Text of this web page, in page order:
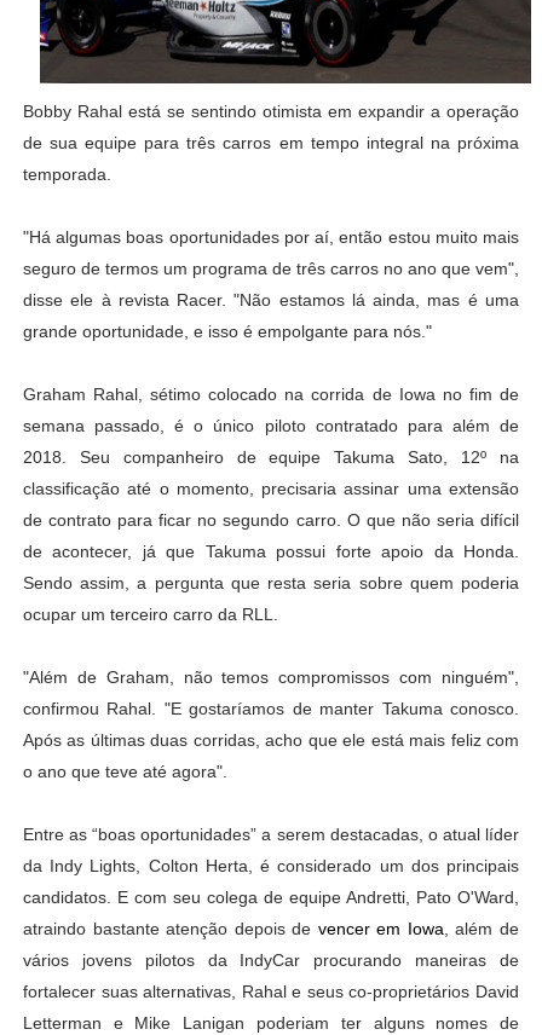
Bobby Rahal está se sentindo otimista em expandir a operação
de sua equipe para três carros em tempo integral na próxima
temporada.
"Há algumas boas oportunidades por aí, então estou muito mais
seguro de termos um programa de três carros no ano que vem",
disse ele à revista Racer. "Não estamos lá ainda, mas é uma
grande oportunidade, e isso é empolgante para nós."
Graham Rahal, sétimo colocado na corrida de Iowa no fim de
semana passado, é o único piloto contratado para além de
2018. Seu companheiro de equipe Takuma Sato, 12º na
classificação até o momento, precisaria assinar uma extensão
de contrato para ficar no segundo carro. O que não seria difícil
de acontecer, já que Takuma possui forte apoio da Honda.
Sendo assim, a pergunta que resta seria sobre quem poderia
ocupar um terceiro carro da RLL.
"Além de Graham, não temos compromissos com ninguém",
confirmou Rahal. "E gostaríamos de manter Takuma conosco.
Após as últimas duas corridas, acho que ele está mais feliz com
o ano que teve até agora".
Entre as “boas oportunidades” a serem destacadas, o atual líder
da Indy Lights, Colton Herta, é considerado um dos principais
candidatos. E com seu colega de equipe Andretti, Pato O'Ward,
atraindo bastante atenção depois de vencer em Iowa, além de
vários jovens pilotos da IndyCar procurando maneiras de
fortalecer suas alternativas, Rahal e seus co-proprietários David
Letterman e Mike Lanigan poderiam ter alguns nomes de